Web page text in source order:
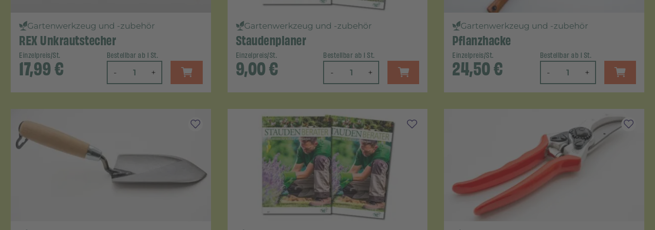
Gartenwerkzeug und -zubehör
REX Unkrautstecher
Einzelpreis/St.
17,99€
Bestellbar ab 1 St.
- +
Gartenwerkzeug und -zubehör
Staudenplaner
Einzelpreis/St.
9,00€
Bestellbar ab 1 St.
- +
Gartenwerkzeug und -zubehör
Pflanzhacke
Einzelpreis/St.
24,50€
Bestellbar ab 1 St.
- +